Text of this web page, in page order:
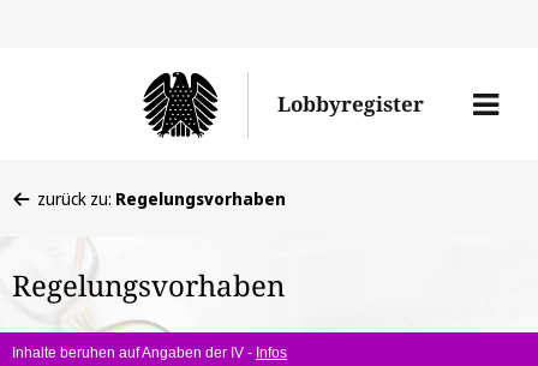
Lobbyregister
Menü
befinden
hier:
zurück zu: Regelungsvorhaben
Regelungsvorhaben
Inhalte beruhen auf Angaben der IV - Infos